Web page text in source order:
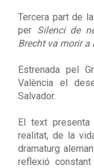
Tercera part de
per Silenci de
Brecht va morir a
Estrenada pel
València el
Salvador.
El text
realitat, de la
dramaturg
reflexió